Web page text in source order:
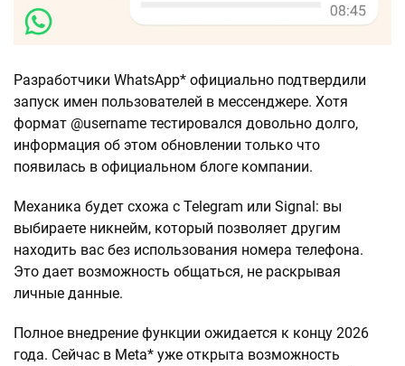
Разработчики WhatsApp* официально подтвердили
запуск имен пользователей в мессенджере. Хотя
формат @username тестировался довольно долго,
информация об этом обновлении только что
появилась в официальном блоге компании.
Механика будет схожа с Telegram или Signal: вы
выбираете никнейм, который позволяет другим
находить вас без использования номера телефона.
Это дает возможность общаться, не раскрывая
личные данные.
Полное внедрение функции ожидается к концу 2026
года. Сейчас в Meta* уже открыта возможность